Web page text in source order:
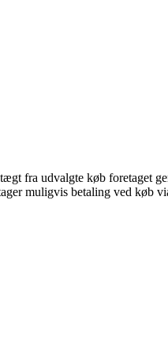
fra udvalgte køb foretaget
muligvis betaling ved køb